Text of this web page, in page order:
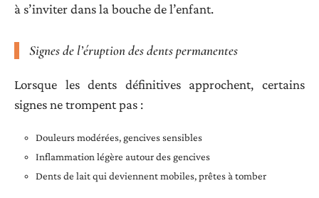
à s’inviter dans la bouche de l’enfant.
Signes de l’éruption des dents permanentes
Lorsque les dents définitives approchent, certains
signes ne trompent pas :
Douleurs modérées, gencives sensibles
Inflammation légère autour des gencives
Dents de lait qui deviennent mobiles, prêtes à tomber